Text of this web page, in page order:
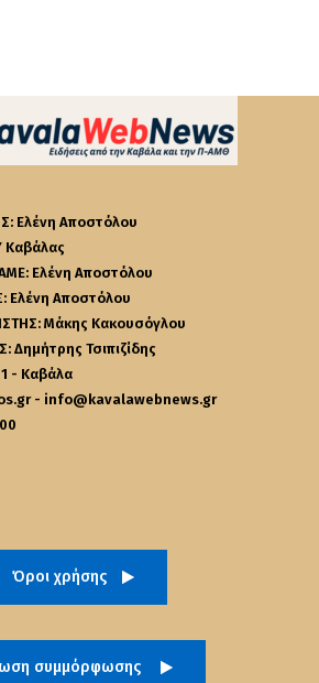
Ελένη Αποστόλου
Ελένη Αποστόλου
Ελένη Αποστόλου
Μάκης Κακουσόγλου
Τσιπιζίδης
- Καβάλα
- info@kavalawebnews.gr
Όροι χρήσης
συμμόρφωσης